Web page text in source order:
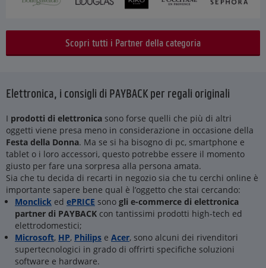
Scopri tutti i Partner della categoria
Elettronica, i consigli di PAYBACK per regali originali
I prodotti di elettronica sono forse quelli che più di altri
oggetti viene presa meno in considerazione in occasione della
Festa della Donna. Ma se si ha bisogno di pc, smartphone e
tablet o i loro accessori, questo potrebbe essere il momento
giusto per fare una sorpresa alla persona amata.
Sia che tu decida di recarti in negozio sia che tu cerchi online è
importante sapere bene qual è l’oggetto che stai cercando:
Monclick ed ePRICE sono gli e-commerce di elettronica
partner di PAYBACK con tantissimi prodotti high-tech ed
elettrodomestici;
Microsoft, HP, Philips e Acer, sono alcuni dei rivenditori
supertecnologici in grado di offrirti specifiche soluzioni
software e hardware.